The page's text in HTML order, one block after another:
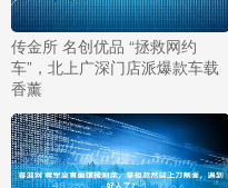
传金所 名创优品 “拯救网约
车”，北上广深门店派爆款车载
香薰